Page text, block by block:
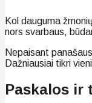
Kol dauguma
nors svarbaus,
Nepaisant
Dažniausiai tikri
Paskalos ir